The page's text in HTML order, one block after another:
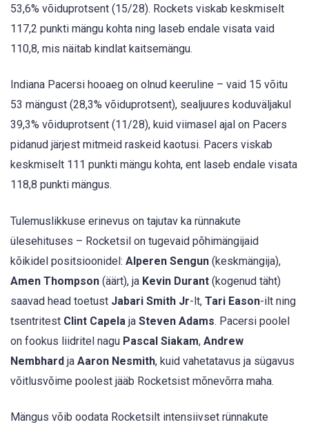
53,6% võiduprotsent (15/28). Rockets viskab keskmiselt
117,2 punkti mängu kohta ning laseb endale visata vaid
110,8, mis näitab kindlat kaitsemängu.
Indiana Pacersi hooaeg on olnud keeruline – vaid 15 võitu
53 mängust (28,3% võiduprotsent), sealjuures koduväljakul
39,3% võiduprotsent (11/28), kuid viimasel ajal on Pacers
pidanud järjest mitmeid raskeid kaotusi. Pacers viskab
keskmiselt 111 punkti mängu kohta, ent laseb endale visata
118,8 punkti mängus.
Tulemuslikkuse erinevus on tajutav ka rünnakute
ülesehituses – Rocketsil on tugevaid põhimängijaid
kõikidel positsioonidel: Alperen Sengun (keskmängija),
Amen Thompson (äärt), ja Kevin Durant (kogenud täht)
saavad head toetust Jabari Smith Jr-lt, Tari Eason-ilt ning
tsentritest Clint Capela ja Steven Adams. Pacersi poolel
on fookus liidritel nagu Pascal Siakam, Andrew
Nembhard ja Aaron Nesmith, kuid vahetatavus ja sügavus
võitlusvõime poolest jääb Rocketsist mõnevõrra maha.
Mängus võib oodata Rocketsilt intensiivset rünnakute